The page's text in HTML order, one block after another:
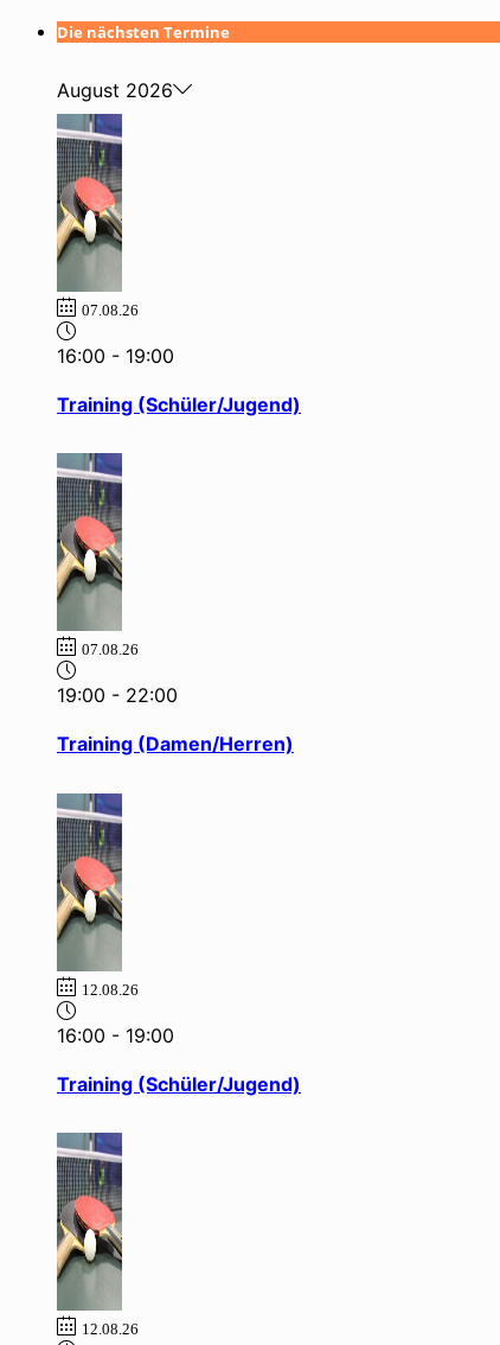
Die nächsten Termine
August 2026
07.08.26
16:00 - 19:00
Training (Schüler/Jugend)
07.08.26
19:00 - 22:00
Training (Damen/Herren)
12.08.26
16:00 - 19:00
Training (Schüler/Jugend)
12.08.26